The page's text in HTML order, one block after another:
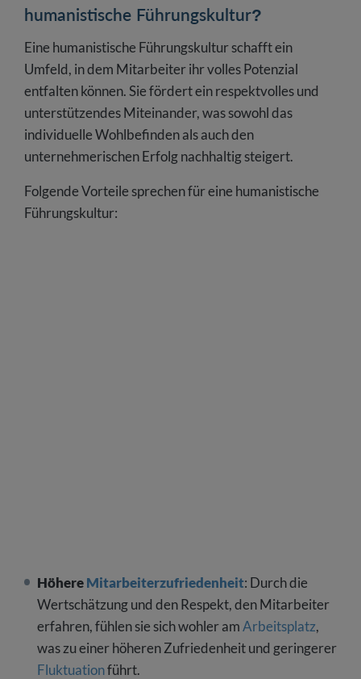
humanistische Führungskultur?
Eine humanistische Führungskultur schafft ein
Umfeld, in dem Mitarbeiter ihr volles Potenzial
entfalten können. Sie fördert ein respektvolles und
unterstützendes Miteinander, was sowohl das
individuelle Wohlbefinden als auch den
unternehmerischen Erfolg nachhaltig steigert.
Folgende Vorteile sprechen für eine humanistische
Führungskultur:
HöhereMitarbeiterzufriedenheit: Durch die
Wertschätzung und den Respekt, den Mitarbeiter
erfahren, fühlen sie sich wohler amArbeitsplatz,
was zu einer höheren Zufriedenheit und geringerer
Fluktuationführt.